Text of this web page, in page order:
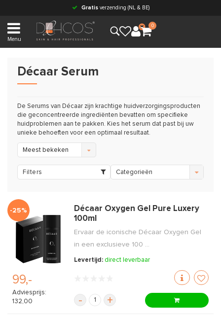
Gratisverzending (NL & BE)
Menu
0
Décaar Serum
De Serums van Décaar zijn krachtige huidverzorgingsproducten
die geconcentreerde ingrediënten bevatten om specifieke
huidproblemen aan te pakken. Kies het serum dat past bij uw
unieke behoeften voor een optimaal resultaat.
Meest bekeken
Filters Categorieën
-25%
99,-
Adviesprijs:
132,00
Décaar Oxygen Gel Pure Luxery
100ml
Ervaar de iconische Décaar Oxygen Gel
in een exclusieve 100 ...
Levertijd: direct leverbaar
- +